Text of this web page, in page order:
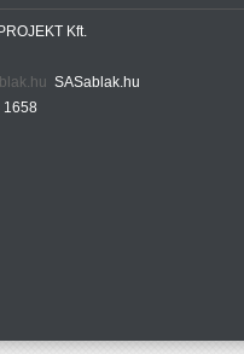
Kft.
SASablak.hu
1658